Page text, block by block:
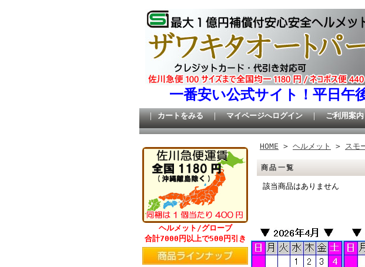
一番安い公式サイト！平日午
｜ カートをみる ｜ マイページへログイン ｜ ご利用案内
ヘルメット/グローブ
合計7000円以上で500円引き
HOME > ヘルメット > スモ
商品一覧
該当商品はありません